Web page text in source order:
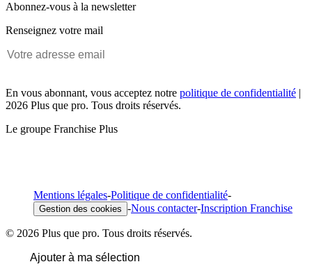
Abonnez-vous à la newsletter
Renseignez votre mail
En vous abonnant, vous acceptez notre politique de confidentialité |
2026 Plus que pro. Tous droits réservés.
Le groupe Franchise Plus
Mentions légales-Politique de confidentialité-
Gestion des cookies -Nous contacter-Inscription Franchise
© 2026 Plus que pro. Tous droits réservés.
Ajouter à ma sélection